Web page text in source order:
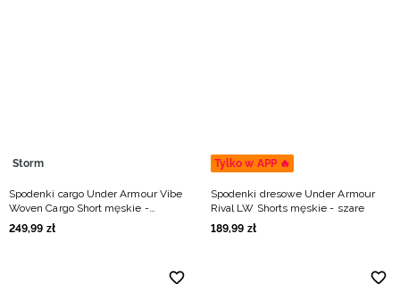
Storm
Spodenki cargo Under Armour Vibe
Woven Cargo Short męskie -
beżowe
249,99 zł
Tylko w APP 🔥
Spodenki dresowe Under Armour
Rival LW Shorts męskie - szare
189,99 zł